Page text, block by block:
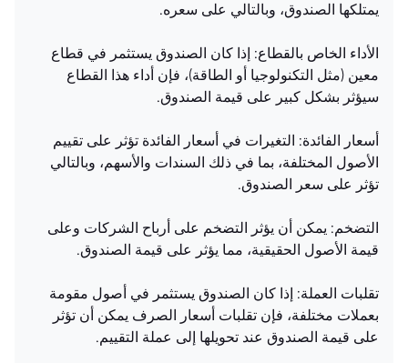
يمتلكها الصندوق، وبالتالي على سعره.
الأداء الخاص بالقطاع: إذا كان الصندوق يستثمر في قطاع
معين (مثل التكنولوجيا أو الطاقة)، فإن أداء هذا القطاع
سيؤثر بشكل كبير على قيمة الصندوق.
أسعار الفائدة: التغيرات في أسعار الفائدة تؤثر على تقييم
الأصول المختلفة، بما في ذلك السندات والأسهم، وبالتالي
تؤثر على سعر الصندوق.
التضخم: يمكن أن يؤثر التضخم على أرباح الشركات وعلى
قيمة الأصول الحقيقية، مما يؤثر على قيمة الصندوق.
تقلبات العملة: إذا كان الصندوق يستثمر في أصول مقومة
بعملات مختلفة، فإن تقلبات أسعار الصرف يمكن أن تؤثر
على قيمة الصندوق عند تحويلها إلى عملة التقييم.